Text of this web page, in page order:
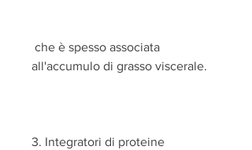
all'accumulo di grasso viscerale.
3. Integratori di proteine